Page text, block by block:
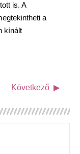
is. A
a
kínált
Következő